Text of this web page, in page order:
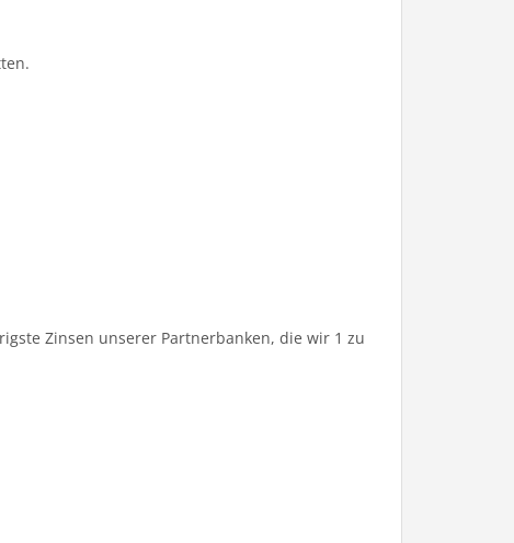
Zinsen unserer Partnerbanken, die wir 1 zu